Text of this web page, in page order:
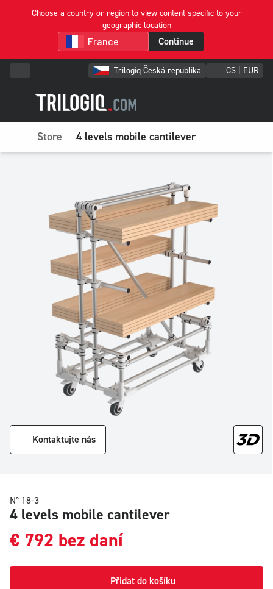
Choose a country or region to view content specific to your
geographic location
Continue
Trilogiq Česká republika CS | EUR
Store 4 levels mobile cantilever
Kontaktujte nás
N° 18-3
4 levels mobile cantilever
€ 792 bez daní
Přidat do košíku